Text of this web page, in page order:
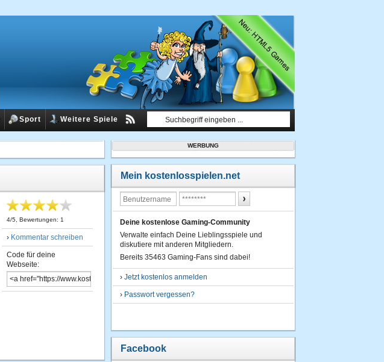
Sport Weitere Spiele
4/5 , Bewertungen: 1
› Kommentar schreiben
Code für deine
Webseite:
WERBUNG
Mein kostenlosspielen.net
Deine kostenlose Gaming-Community
Verwalte einfach Deine Lieblingsspiele und
diskutiere mit anderen Mitgliedern.
Bereits 35463 Gaming-Fans sind dabei!
› Jetzt kostenlos anmelden
› Passwort vergessen?
Facebook